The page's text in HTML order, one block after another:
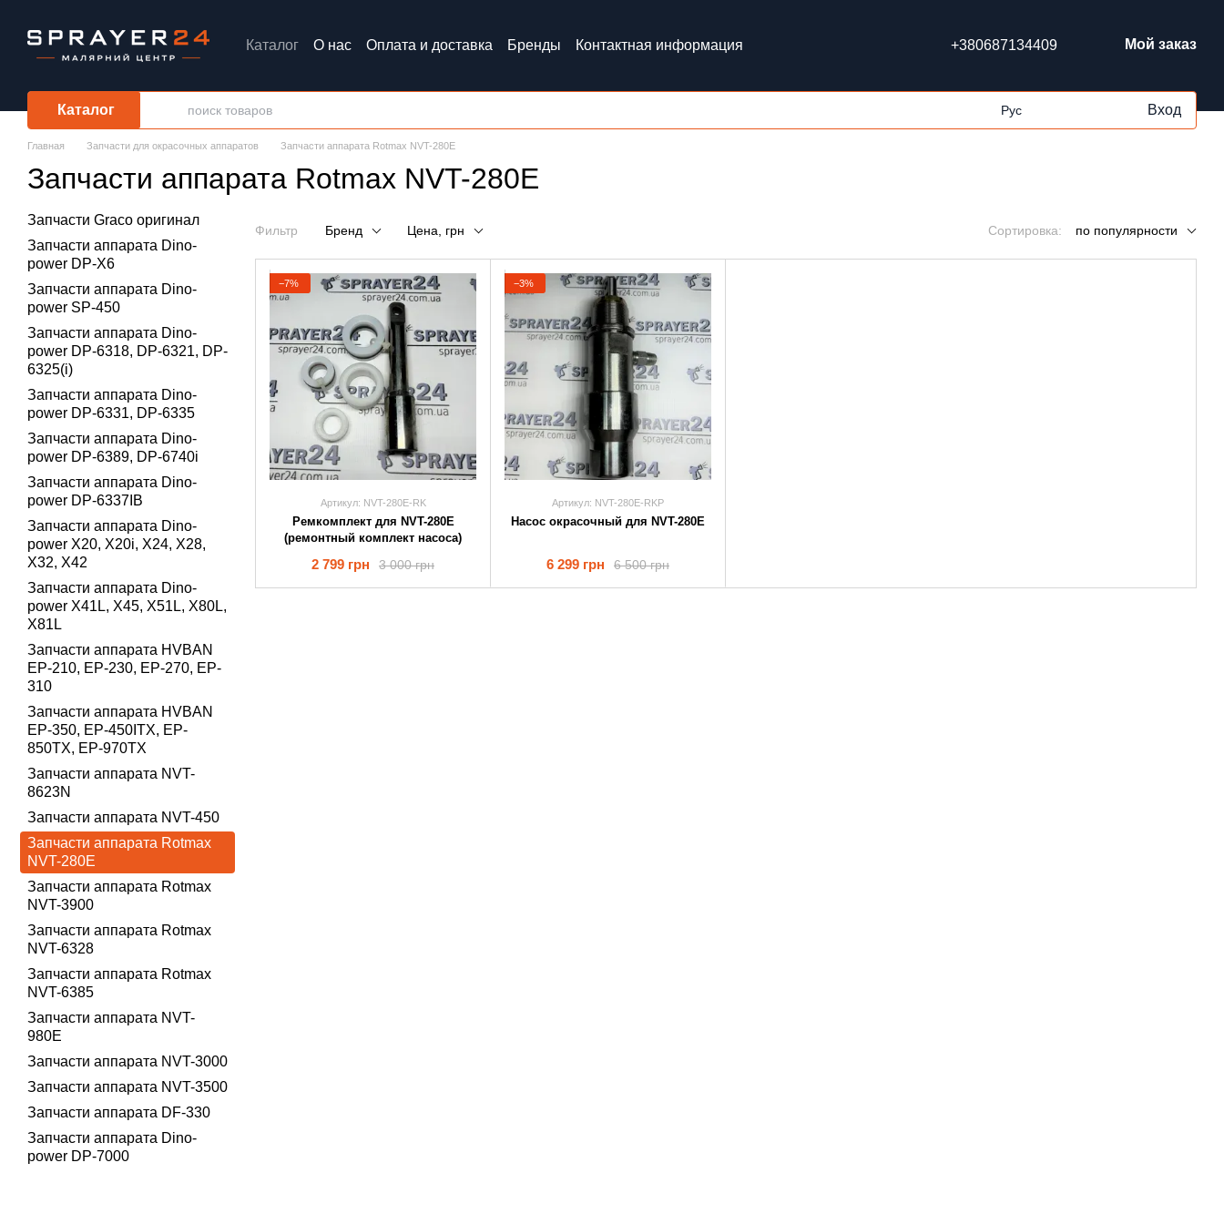
Каталог О нас Оплата и доставка Бренды
Контактная информация
+380687134409 Мой заказ
Каталог Рус Вход
Главная Запчасти для окрасочных аппаратов Запчасти аппарата Rotmax NVT-280E
Запчасти аппарата Rotmax NVT-280E
Фильтр Бренд Цена, грн Сортировка: по популярности
−7%
Артикул: NVT-280E-RK
Ремкомплект для NVT-280E
(ремонтный комплект насоса)
3 000 грн
2 799 грн
−3%
Артикул: NVT-280E-RKP
Насос окрасочный для NVT-280E
6 500 грн
6 299 грн
Запчасти Graco оригинал
Запчасти аппарата Dino-
power DP-X6
Запчасти аппарата Dino-
power SP-450
Запчасти аппарата Dino-
power DP-6318, DP-6321, DP-
6325(i)
Запчасти аппарата Dino-
power DP-6331, DP-6335
Запчасти аппарата Dino-
power DP-6389, DP-6740i
Запчасти аппарата Dino-
power DP-6337IB
Запчасти аппарата Dino-
power X20, X20i, X24, X28,
X32, X42
Запчасти аппарата Dino-
power X41L, X45, X51L, X80L,
X81L
Запчасти аппарата HVBAN
EP-210, EP-230, EP-270, EP-
310
Запчасти аппарата HVBAN
EP-350, EP-450ITX, EP-
850TX, EP-970TX
Запчасти аппарата NVT-
8623N
Запчасти аппарата NVT-450
Запчасти аппарата Rotmax
NVT-280E
Запчасти аппарата Rotmax
NVT-3900
Запчасти аппарата Rotmax
NVT-6328
Запчасти аппарата Rotmax
NVT-6385
Запчасти аппарата NVT-
980E
Запчасти аппарата NVT-3000
Запчасти аппарата NVT-3500
Запчасти аппарата DF-330
Запчасти аппарата Dino-
power DP-7000